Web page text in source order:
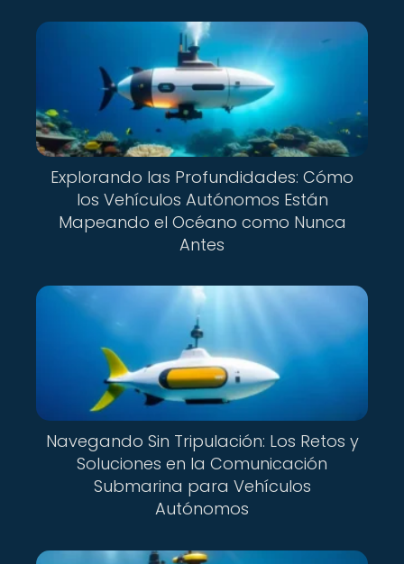
Explorando las Profundidades: Cómo
los Vehículos Autónomos Están
Mapeando el Océano como Nunca
Antes
Navegando Sin Tripulación: Los Retos y
Soluciones en la Comunicación
Submarina para Vehículos
Autónomos